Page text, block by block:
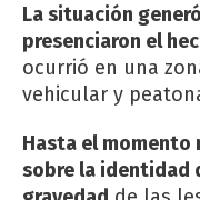
La situación
presenciaron el
ocurrió en una
vehicular y
Hasta el
sobre la identidad